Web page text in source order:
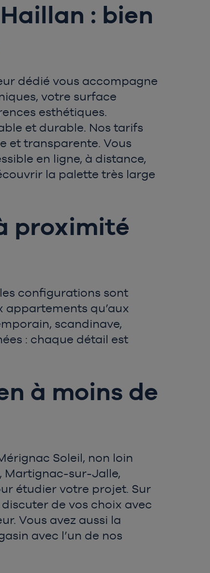
: bien
dédié vous accompagne
votre surface
esthétiques.
et durable. Nos tarifs
et transparente. Vous
en ligne, à distance,
la palette très large
proximité
configurations sont
appartements qu’aux
scandinave,
: chaque détail est
à moins de
Soleil, non loin
, Martignac-sur-Jalle,
étudier votre projet. Sur
de vos choix avec
Vous avez aussi la
avec l’un de nos